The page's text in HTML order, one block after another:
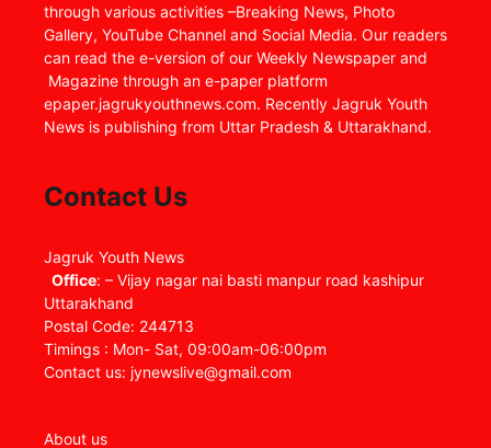
through various activities –Breaking News, Photo
Gallery, YouTube Channel and Social Media. Our readers
can read the e-version of our Weekly Newspaper and
Magazine through an e-paper platform
epaper.jagrukyouthnews.com. Recently Jagruk Youth
News is publishing from Uttar Pradesh & Uttarakhand.
Contact Us
Jagruk Youth News
Office: – Vijay nagar nai basti manpur road kashipur
Uttarakhand
Postal Code: 244713
Timings : Mon- Sat, 09:00am-06:00pm
Contact us: jynewslive@gmail.com
About us